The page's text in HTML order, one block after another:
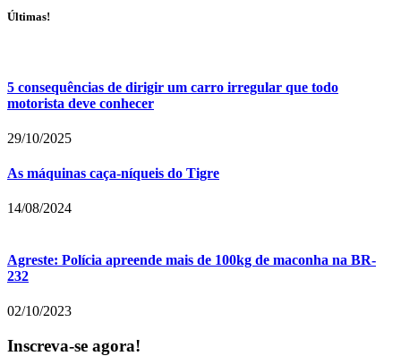
Últimas!
5 consequências de dirigir um carro irregular que todo
motorista deve conhecer
29/10/2025
As máquinas caça-níqueis do Tigre
14/08/2024
Agreste: Polícia apreende mais de 100kg de maconha na BR-
232
02/10/2023
Inscreva-se agora!